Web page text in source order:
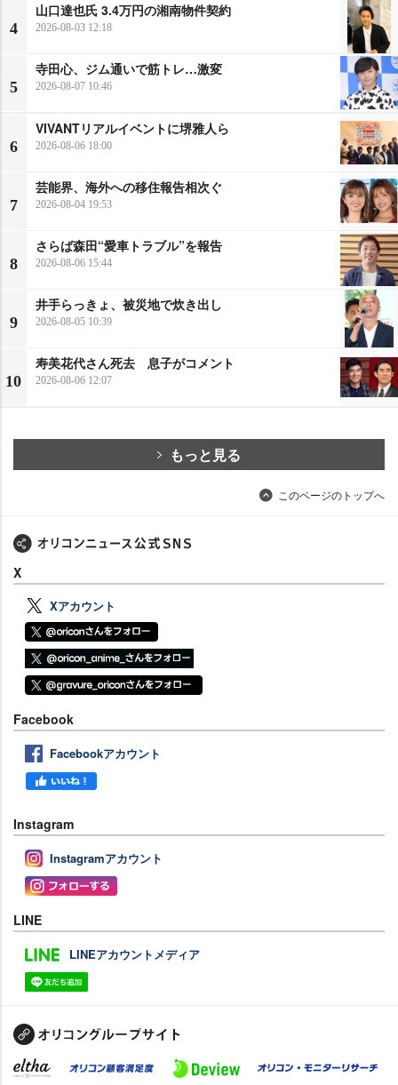
4
山口達也氏 3.4万円の湘南物件契約
2026-08-03 12:18
5
寺田心、ジム通いで筋トレ…激変
2026-08-07 10:46
6
VIVANTリアルイベントに堺雅人ら
2026-08-06 18:00
7
芸能界、海外への移住報告相次ぐ
2026-08-04 19:53
8
さらば森田“愛車トラブル”を報告
2026-08-06 15:44
9
井手らっきょ、被災地で炊き出し
2026-08-05 10:39
10
寿美花代さん死去 息子がコメント
2026-08-06 12:07
もっと見る
このページのトップへ
X
Xアカウント
Facebook
Facebookアカウント
Instagram
Instagramアカウント
LINE
LINEアカウントメディア